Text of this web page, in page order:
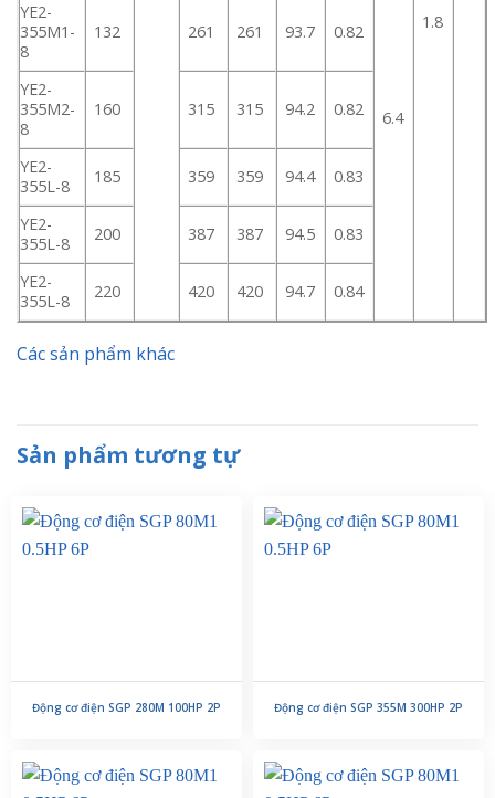
1.8
6.4
YE2-
355M1-
8
132 261 261 93.7 0.82
YE2-
355M2-
8
160 315 315 94.2 0.82
YE2-
355L-8
185 359 359 94.4 0.83
YE2-
355L-8
200 387 387 94.5 0.83
YE2-
355L-8
220 420 420 94.7 0.84
Các sản phẩm khác
Sản phẩm tương tự
Động cơ điện SGP 280M 100HP 2P Động cơ điện SGP 355M 300HP 2P